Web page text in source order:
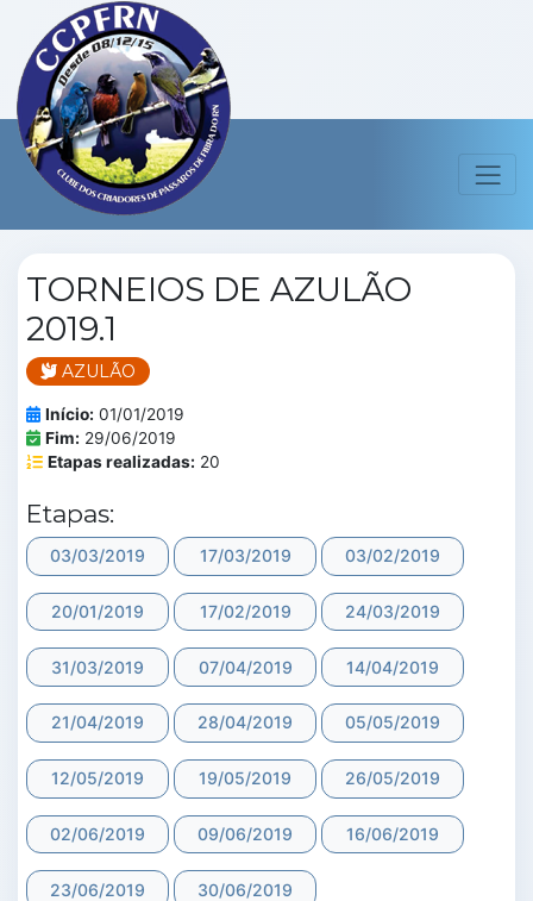
TORNEIOS DE AZULÃO
2019.1
AZULÃO
Início: 01/01/2019
Fim: 29/06/2019
Etapas realizadas: 20
Etapas:
03/03/2019 17/03/2019 03/02/2019
20/01/2019 17/02/2019 24/03/2019
31/03/2019 07/04/2019 14/04/2019
21/04/2019 28/04/2019 05/05/2019
12/05/2019 19/05/2019 26/05/2019
02/06/2019 09/06/2019 16/06/2019
23/06/2019 30/06/2019